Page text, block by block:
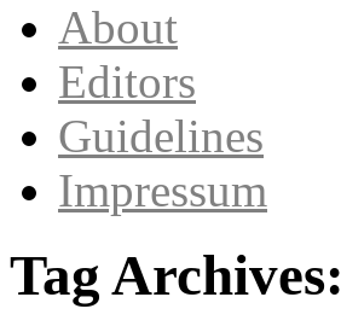
About
Editors
Guidelines
Impressum
Tag Archives: